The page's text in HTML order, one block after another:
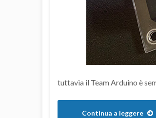
tuttavia il Team Arduino è
Continua a leggere